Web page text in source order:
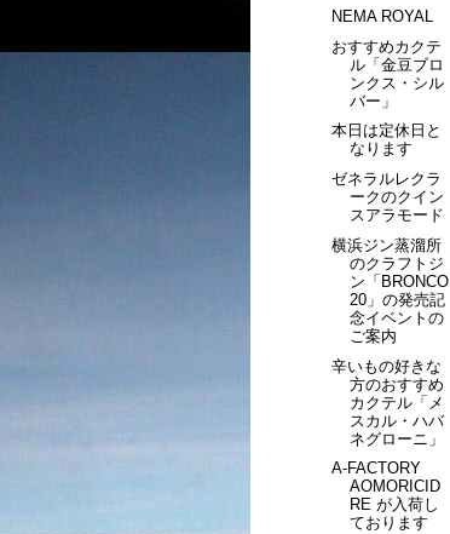
NEMA ROYAL
おすすめカクテ
ル「金豆ブロ
ンクス・シル
バー」
本日は定休日と
なります
ゼネラルレクラ
ークのクイン
スアラモード
横浜ジン蒸溜所
のクラフトジ
ン「BRONCO
20」の発売記
念イベントの
ご案内
辛いもの好きな
方のおすすめ
カクテル「メ
スカル・ハバ
ネグローニ」
A-FACTORY
AOMORICID
RE が入荷し
ております